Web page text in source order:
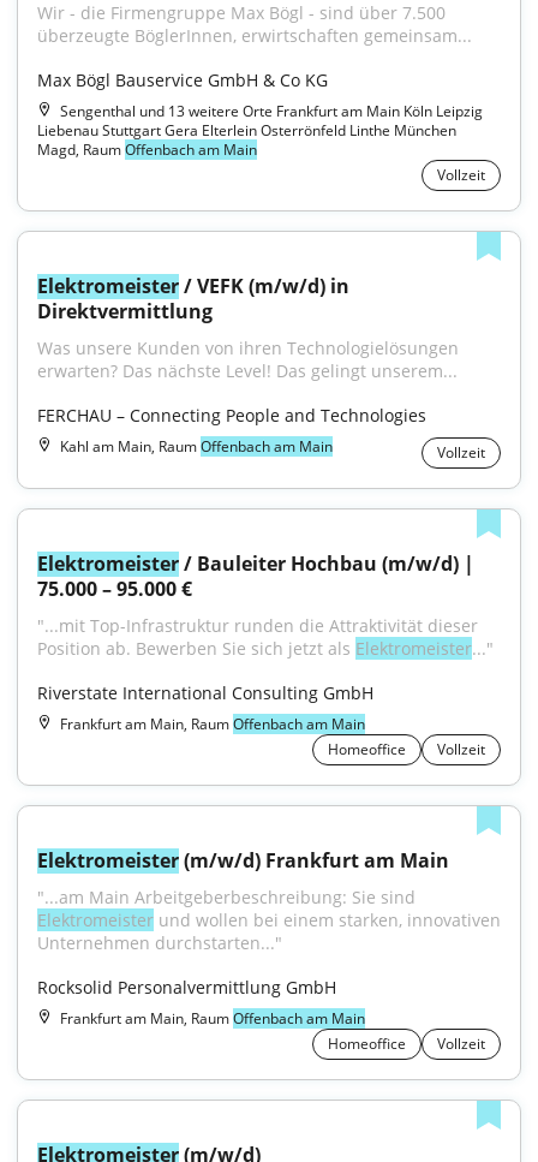
Wir - die Firmengruppe Max Bögl - sind über 7.500
überzeugte BöglerInnen, erwirtschaften gemeinsam...
Max Bögl Bauservice GmbH & Co KG
Sengenthal und 13 weitere Orte Frankfurt am Main Köln Leipzig
Liebenau Stuttgart Gera Elterlein Osterrönfeld Linthe München
Magd, RaumOffenbach am Main
Vollzeit
Elektromeister / VEFK (m/w/d) in
Direktvermittlung
Was unsere Kunden von ihren Technologielösungen
erwarten? Das nächste Level! Das gelingt unserem...
FERCHAU – Connecting People and Technologies
Kahl am Main, RaumOffenbach am Main Vollzeit
Elektromeister / Bauleiter Hochbau (m/w/d) |
75.000 – 95.000 €
"...mit Top-Infrastruktur runden die Attraktivität dieser
Position ab. Bewerben Sie sich jetzt als Elektromeister..."
Riverstate International Consulting GmbH
Frankfurt am Main, RaumOffenbach am Main
Homeoffice
Vollzeit
Elektromeister (m/w/d) Frankfurt am Main
Elektromeister und wollen bei einem starken, innovativen
Unternehmen durchstarten..."
Rocksolid Personalvermittlung GmbH
Frankfurt am Main, RaumOffenbach am Main
Homeoffice
Vollzeit
Elektromeister (m/w/d)